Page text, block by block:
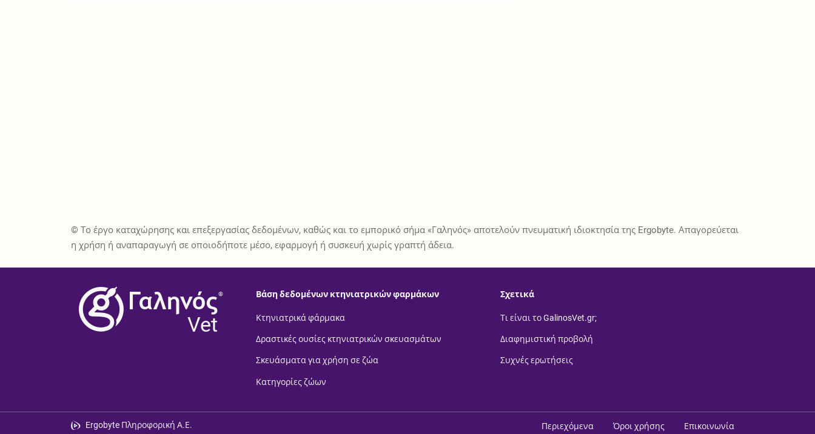
© Το έργο καταχώρησης και επεξεργασίας δεδομένων, καθώς και το εμπορικό σήμα «Γαληνός» αποτελούν πνευματική ιδιοκτησία της Ergobyte. Απαγορεύεται
η χρήση ή αναπαραγωγή σε οποιοδήποτε μέσο, εφαρμογή ή συσκευή χωρίς γραπτή άδεια.
®
Vet
Βάση δεδομένων κτηνιατρικών φαρμάκων
Κτηνιατρικά φάρμακα
Δραστικές ουσίες κτηνιατρικών σκευασμάτων
Σκευάσματα για χρήση σε ζώα
Κατηγορίες ζώων
Σχετικά
Τι είναι το GalinosVet.gr;
Διαφημιστική προβολή
Συχνές ερωτήσεις
Ergobyte Πληροφορική Α.Ε. Περιεχόμενα Όροι χρήσης Επικοινωνία